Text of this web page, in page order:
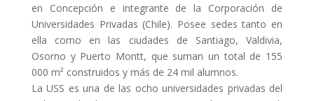
en Concepción e integrante de la Corporación de
Universidades Privadas (Chile). Posee sedes tanto en
ella como en las ciudades de Santiago, Valdivia,
Osorno y Puerto Montt, que suman un total de 155
000 m² construidos y más de 24 mil alumnos.
La USS es una de las ocho universidades privadas del